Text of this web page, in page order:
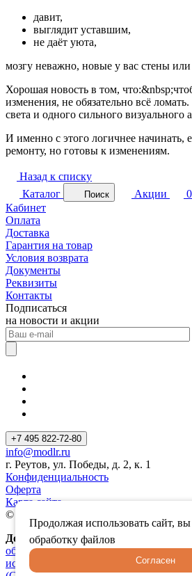
давит,
выглядит уставшим,
не даёт уюта,
мозгу неважно, новые у вас стены или
Хорошая новость в том,
изменения, не обязательно всё
света и одного сильного визуального
И именно с этого логичнее начинать,
ремонту, но готовы к изменениям.
Назад к списку
Каталог
Поиск Акции 0
Кабинет
Оплата
Доставка
Гарантия на товар
Условия возврата
Документы
Реквизиты
Контакты
Подписаться
на новости и акции
+7 495 822-72-80
info@modlr.ru
г. Реутов, ул. Победы, д. 2, к. 1
Конфиденциальность
Оферта
Карта сайта
© 2026 MODLR Все права защищены
Документы: Политика
обработку персональных данных,
использовании материалов сайта,
Продолжая использовать сайт, вы
обработку файлов
Согласен